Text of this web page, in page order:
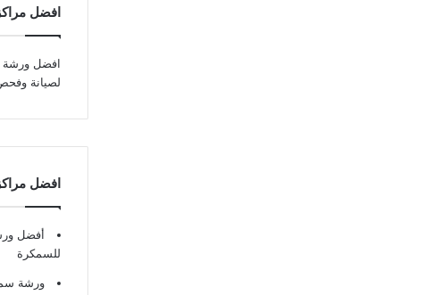
افضل
افضل ورشة
لصيانة
افضل
أفضل
للسمكرة
ورشة